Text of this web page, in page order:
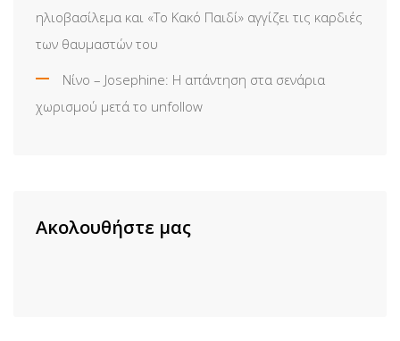
ηλιοβασίλεμα και «Το Κακό Παιδί» αγγίζει τις καρδιές
των θαυμαστών του
Νίνο – Josephine: Η απάντηση στα σενάρια
χωρισμού μετά το unfollow
Ακολουθήστε μας